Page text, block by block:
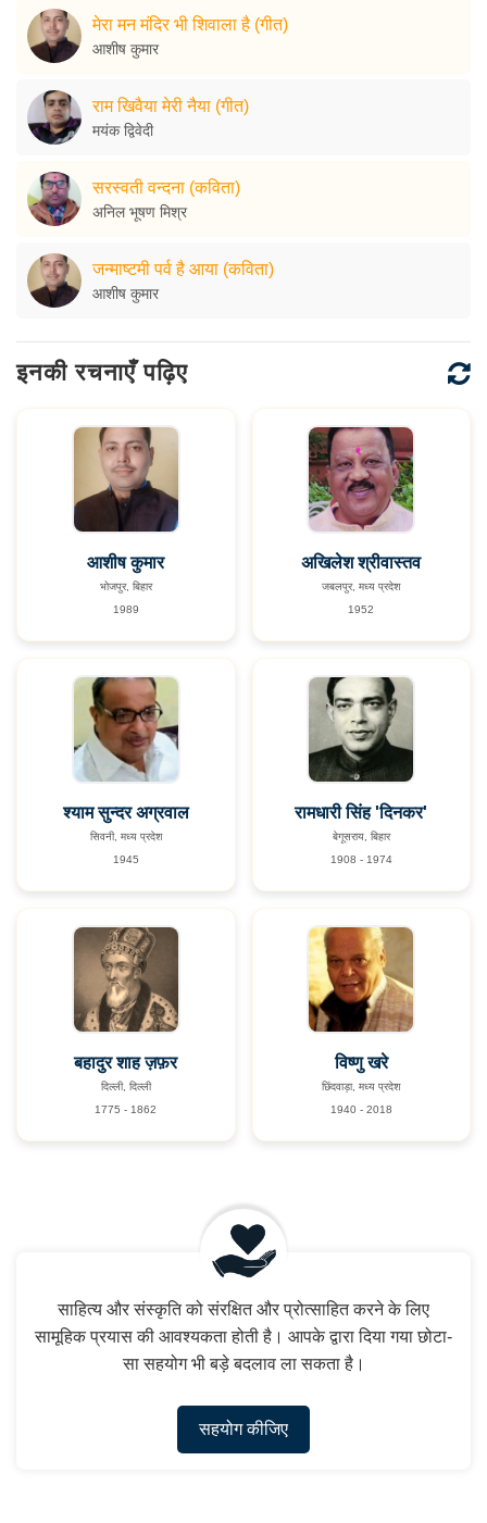
मेरा मन मंदिर भी शिवाला है (गीत)
आशीष कुमार
राम खिवैया मेरी नैया (गीत)
मयंक द्विवेदी
सरस्वती वन्दना (कविता)
अनिल भूषण मिश्र
जन्माष्टमी पर्व है आया (कविता)
आशीष कुमार
इनकी रचनाएँ पढ़िए
आशीष कुमार
भोजपुर, बिहार
1989
अखिलेश श्रीवास्तव
जबलपुर, मध्य प्रदेश
1952
श्याम सुन्दर अग्रवाल
सिवनी, मध्य प्रदेश
1945
रामधारी सिंह 'दिनकर'
बेगूसराय, बिहार
1908 - 1974
बहादुर शाह ज़फ़र
दिल्ली, दिल्ली
1775 - 1862
विष्णु खरे
छिंदवाड़ा, मध्य प्रदेश
1940 - 2018
साहित्य और संस्कृति को संरक्षित और प्रोत्साहित करने के लिए
सामूहिक प्रयास की आवश्यकता होती है। आपके द्वारा दिया गया छोटा-
सा सहयोग भी बड़े बदलाव ला सकता है।
सहयोग कीजिए